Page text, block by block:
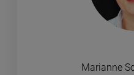
Marianne